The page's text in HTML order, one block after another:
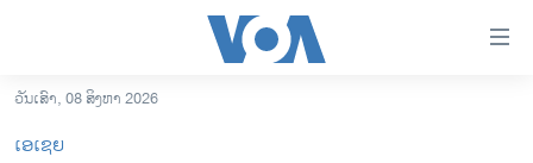
ເຂົ້າ
ຫາ
ວັນເສົາ, 08 ສິງຫາ 2026
ເອເຊຍ